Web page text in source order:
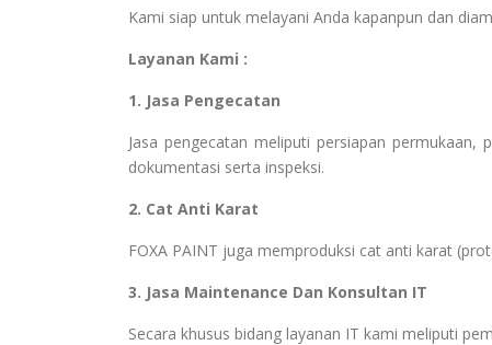
Kami siap untuk melayani Anda kapanpun dan
Layanan Kami :
1. Jasa Pengecatan
Jasa pengecatan meliputi persiapan permukaan,
dokumentasi serta inspeksi.
2. Cat Anti Karat
FOXA PAINT juga memproduksi cat anti karat
3. Jasa Maintenance Dan Konsultan IT
Secara khusus bidang layanan IT kami meliputi